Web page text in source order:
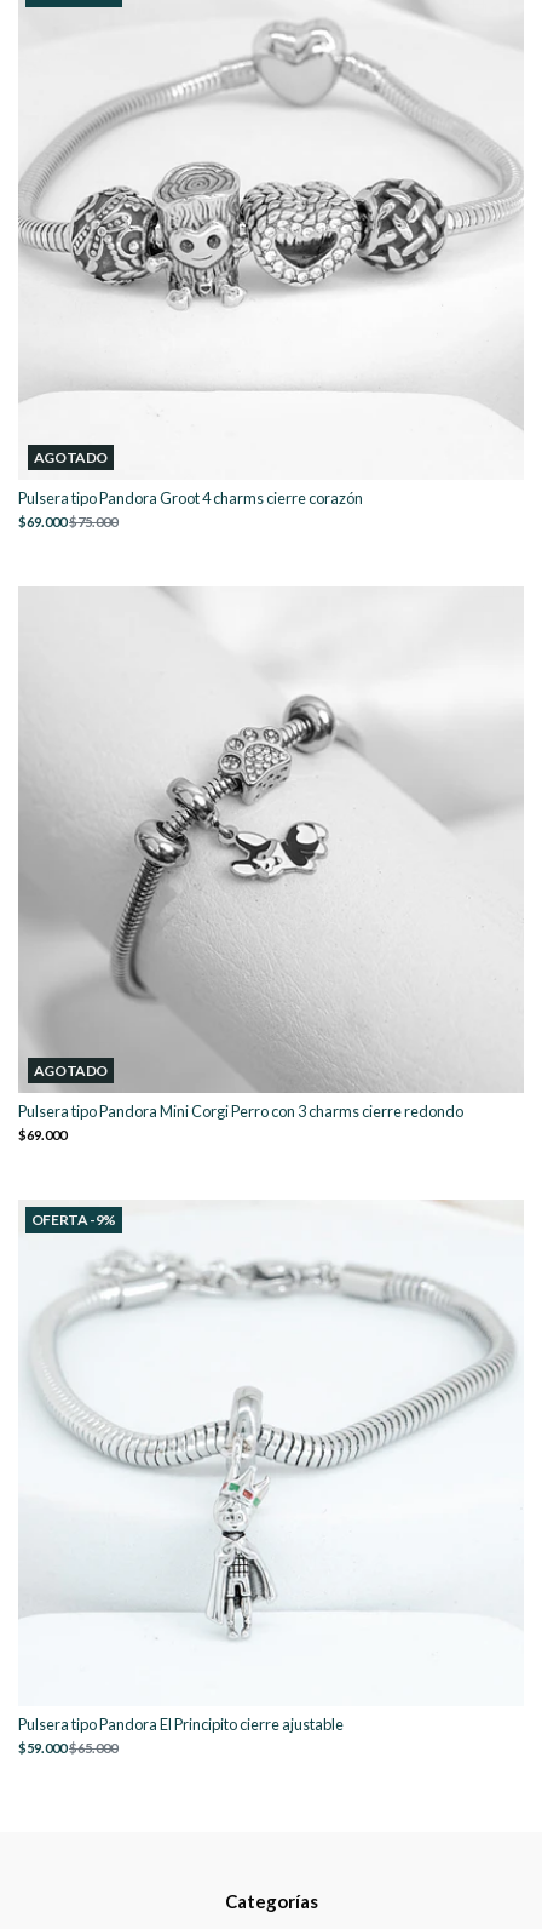
AGOTADO
Pulsera tipo Pandora Groot 4 charms cierre corazón
$69.000$75.000
AGOTADO
Pulsera tipo Pandora Mini Corgi Perro con 3 charms cierre redondo
$69.000
OFERTA -9%
Pulsera tipo Pandora El Principito cierre ajustable
$59.000$65.000
Categorías